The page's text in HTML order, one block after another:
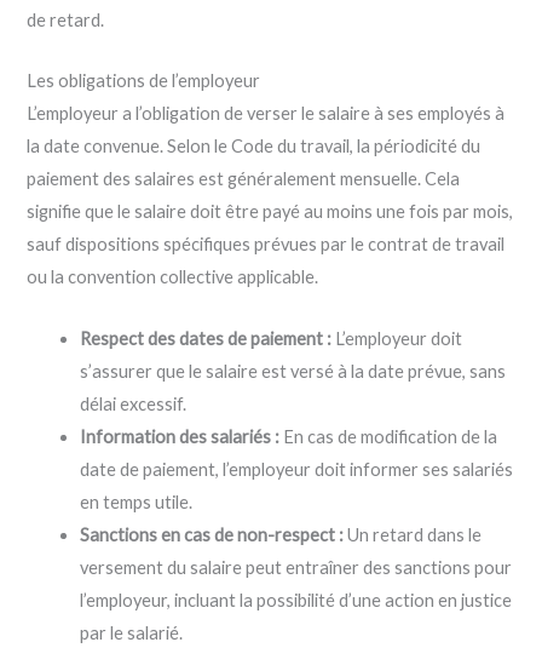
de retard.
Les obligations de l’employeur
L’employeur a l’obligation de verser le salaire à ses employés à
la date convenue. Selon le Code du travail, la périodicité du
paiement des salaires est généralement mensuelle. Cela
signifie que le salaire doit être payé au moins une fois par mois,
sauf dispositions spécifiques prévues par le contrat de travail
ou la convention collective applicable.
Respect des dates de paiement : L’employeur doit
s’assurer que le salaire est versé à la date prévue, sans
délai excessif.
Information des salariés : En cas de modification de la
date de paiement, l’employeur doit informer ses salariés
en temps utile.
Sanctions en cas de non-respect :Un retard dans le
versement du salaire peut entraîner des sanctions pour
l’employeur, incluant la possibilité d’une action en justice
par le salarié.